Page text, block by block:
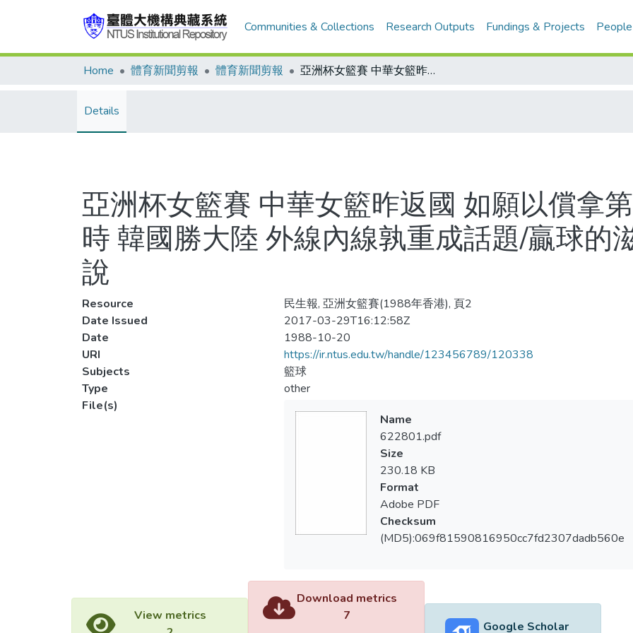
Communities & Collections Research Outputs Fundings & Projects People
Home 體育新聞剪報 體育新聞剪報 亞洲杯女籃賽 中華女籃昨返國 如願以償拿第三/大高個也有吃癟時 韓國勝大陸 外線內線孰重成話題/贏球的滋味 聽聽球員怎麼說
Details
亞洲杯女籃賽 中華女籃昨返國 如願以償拿
時 韓國勝大陸 外線內線孰重成話題/贏球的
說
Resource
民生報, 亞洲女籃賽(1988年香港), 頁2
Date Issued
2017-03-29T16:12:58Z
Date
1988-10-20
URI
https://ir.ntus.edu.tw/handle/123456789/120338
Subjects
籃球
Type
other
File(s)
Name
622801.pdf
Size
230.18 KB
Format
Adobe PDF
Checksum
(MD5):069f81590816950cc7fd2307dadb560e
View metrics
Download metrics
7
Google Scholar